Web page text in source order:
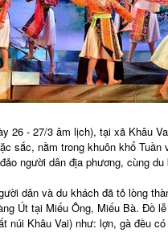
26 - 27/3 âm lịch), tại xã Khâu
sắc, nằm trong khuôn khổ
người dân địa phương, cùng
dân và du khách đã tỏ lòng
Út tại Miếu Ông, Miếu Bà. Đồ
núi Khâu Vai) như: lợn, gà đều